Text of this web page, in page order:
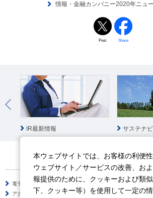
情報・金融カンパニー2020年ニュ
Post Share
IR最新情報 サステナ
電子公告
サイトの
アクセシビリティポリシー
情報セキ
本ウェブサイトでは、お客様の利便
ウェブサイト／サービスの改善、お
報提供のために、クッキーおよび類
下、クッキー等）を使用して一定の